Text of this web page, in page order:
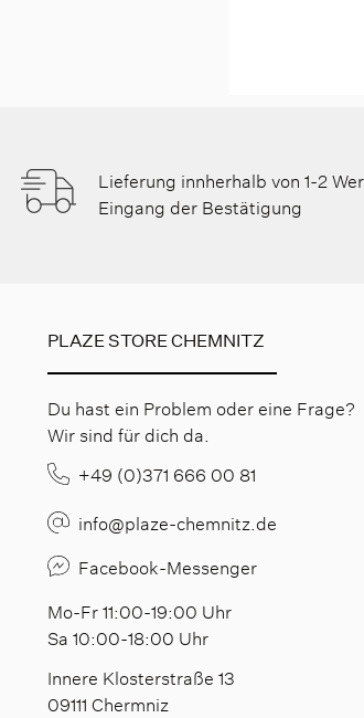
Lieferung innherhalb von 1-2
Eingang der Bestätigung
PLAZE STORE CHEMNITZ
Du hast ein Problem oder eine Frage?
Wir sind für dich da.
+49 (0)371 666 00 81
info@plaze-chemnitz.de
Facebook-Messenger
Mo-Fr 11:00-19:00 Uhr
Sa 10:00-18:00 Uhr
Innere Klosterstraße 13
09111 Chermniz